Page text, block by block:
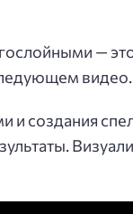
— это
видео.
создания